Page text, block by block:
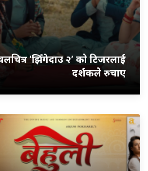
‘झिँगेदाउ २’ को टिजरलाई
दर्शकले रुचाए